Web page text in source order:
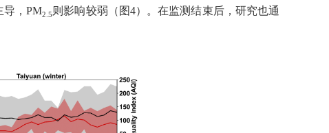
导，PM2.5则影响较弱（图4）。在监测结束后，研究也通